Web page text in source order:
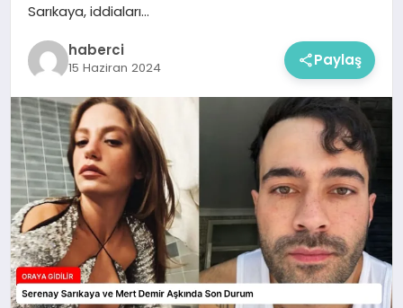
Sarıkaya, iddiaları…
haberci
15 Haziran 2024 Paylaş